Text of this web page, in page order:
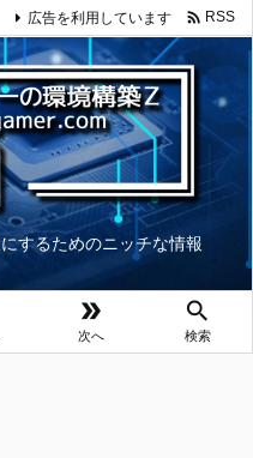
するためのニッチな情報

次へ

検索
広告を利用しています  RSS